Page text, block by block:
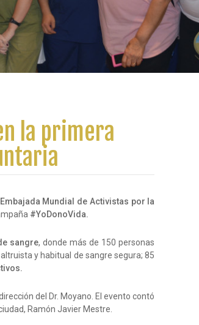
la primera
Embajada Mundial de Activistas por la
#YoDonoVida.
sangre, donde más de 150 personas
y habitual de sangre segura; 85
del Dr. Moyano. El evento contó
ciudad, Ramón Javier Mestre.